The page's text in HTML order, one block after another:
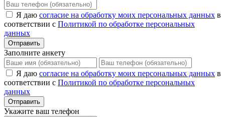
Я даю согласие на обработку моих персональных данных в
соответствии с Политикой по обработке персональных
данных
Отправить
Заполните анкету
Я даю согласие на обработку моих персональных данных в
соответствии с Политикой по обработке персональных
данных
Отправить
Укажите ваш телефон